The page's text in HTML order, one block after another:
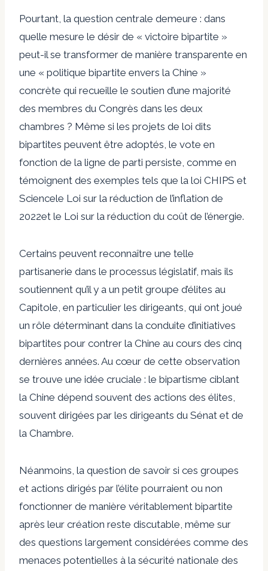
Pourtant, la question centrale demeure : dans
quelle mesure le désir de « victoire bipartite »
peut-il se transformer de manière transparente en
une « politique bipartite envers la Chine »
concrète qui recueille le soutien d’une majorité
des membres du Congrès dans les deux
chambres ? Même si les projets de loi dits
bipartites peuvent être adoptés, le vote en
fonction de la ligne de parti persiste, comme en
témoignent des exemples tels que la loi CHIPS et
Sciencele Loi sur la réduction de l’inflation de
2022et le Loi sur la réduction du coût de l’énergie.
Certains peuvent reconnaître une telle
partisanerie dans le processus législatif, mais ils
soutiennent qu’il y a un petit groupe d’élites au
Capitole, en particulier les dirigeants, qui ont joué
un rôle déterminant dans la conduite d’initiatives
bipartites pour contrer la Chine au cours des cinq
dernières années. Au cœur de cette observation
se trouve une idée cruciale : le bipartisme ciblant
la Chine dépend souvent des actions des élites,
souvent dirigées par les dirigeants du Sénat et de
la Chambre.
Néanmoins, la question de savoir si ces groupes
et actions dirigés par l’élite pourraient ou non
fonctionner de manière véritablement bipartite
après leur création reste discutable, même sur
des questions largement considérées comme des
menaces potentielles à la sécurité nationale des